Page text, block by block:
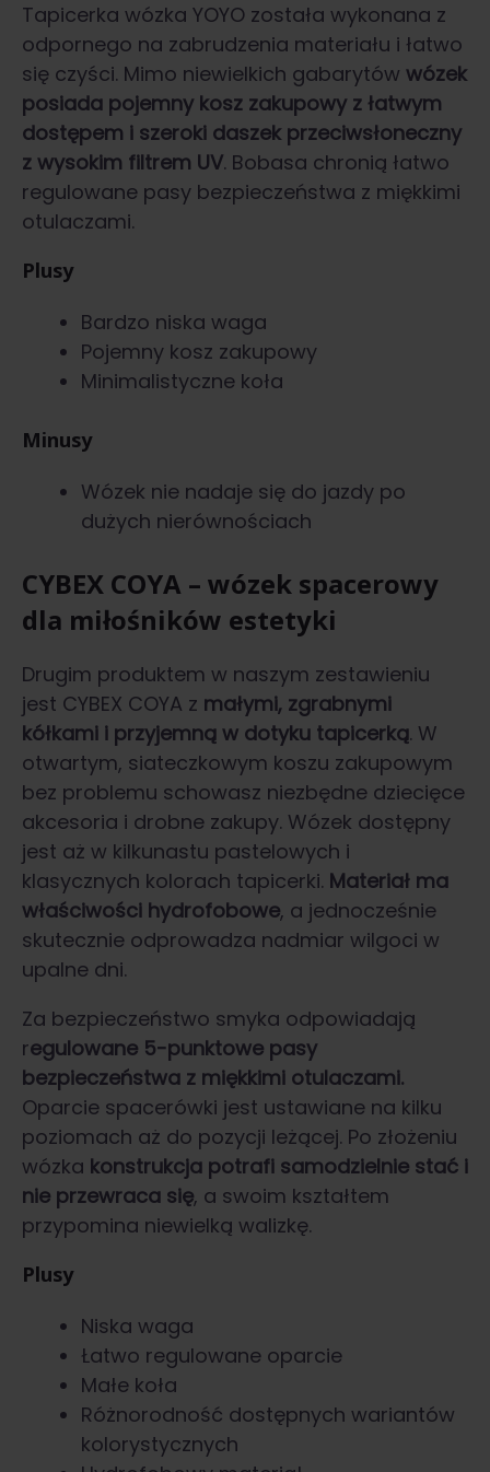
Tapicerka wózka YOYO została wykonana z
odpornego na zabrudzenia materiału i łatwo
się czyści. Mimo niewielkich gabarytów wózek
posiada pojemny kosz zakupowy z łatwym
dostępem i szeroki daszek przeciwsłoneczny
z wysokim filtrem UV. Bobasa chronią łatwo
regulowane pasy bezpieczeństwa z miękkimi
otulaczami.
Plusy
Bardzo niska waga
Pojemny kosz zakupowy
Minimalistyczne koła
Minusy
Wózek nie nadaje się do jazdy po
dużych nierównościach
CYBEX COYA – wózek spacerowy
dla miłośników estetyki
Drugim produktem w naszym zestawieniu
jest CYBEX COYA z małymi, zgrabnymi
kółkami i przyjemną w dotyku tapicerką. W
otwartym, siateczkowym koszu zakupowym
bez problemu schowasz niezbędne dziecięce
akcesoria i drobne zakupy. Wózek dostępny
jest aż w kilkunastu pastelowych i
klasycznych kolorach tapicerki. Materiał ma
właściwości hydrofobowe, a jednocześnie
skutecznie odprowadza nadmiar wilgoci w
upalne dni.
Za bezpieczeństwo smyka odpowiadają
regulowane 5-punktowe pasy
bezpieczeństwa z miękkimi otulaczami.
Oparcie spacerówki jest ustawiane na kilku
poziomach aż do pozycji leżącej. Po złożeniu
wózka konstrukcja potrafi samodzielnie stać i
nie przewraca się, a swoim kształtem
przypomina niewielką walizkę.
Plusy
Niska waga
Łatwo regulowane oparcie
Małe koła
Różnorodność dostępnych wariantów
kolorystycznych